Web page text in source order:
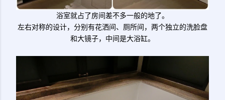
浴室就占了房间差不多一般的地了。
左右对称的设计，分别有花洒间、厕所间，两个独立的洗脸盘
和大镜子，中间是大浴缸。